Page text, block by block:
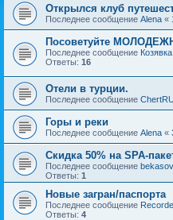
Открылся клуб
Последнее сообщение Alena «
Посоветуйте
Последнее сообщение Козявка
Ответы: 16
Отели в турции.
Последнее сообщение
Горы и реки
Последнее сообщение Alena «
Скидка 50% на SPA-
Последнее сообщение
Ответы: 1
Новые загран/паспорта
Последнее сообщение
Ответы: 4